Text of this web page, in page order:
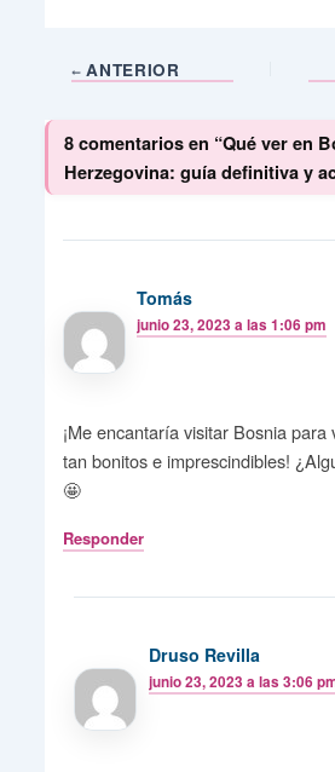
ANTERIOR
8 comentarios en “Qué ver en
Herzegovina: guía definitiva y
Tomás
junio 23, 2023 a las 1:06 pm
¡Me encantaría visitar Bosnia para
tan bonitos e imprescindibles!
🤩
Responder
Druso Revilla
junio 23, 2023 a las 3:06